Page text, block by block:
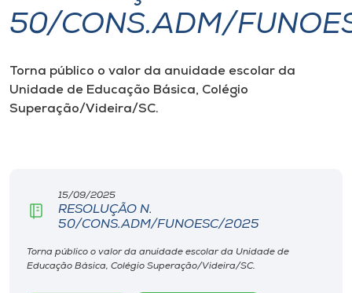
I.nova
Diplomados
Biblioteca
Editora
50/CONS.ADM/
Torna público o valor da anuidade escolar da
Unidade de Educação Básica, Colégio
Superação/Videira/SC.
15/09/2025
RESOLUÇÃO N.
50/CONS.ADM/FUNOESC/2025
Torna público o valor da anuidade escolar da Unidade de
Educação Básica, Colégio Superação/Videira/SC.